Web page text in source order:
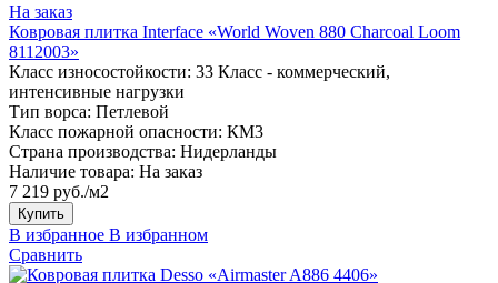
На заказ
Ковровая плитка Interface «World Woven 880 Charcoal Loom
8112003»
Класс износостойкости: 33 Класс - коммерческий,
интенсивные нагрузки
Тип ворса: Петлевой
Класс пожарной опасности: КМ3
Страна производства: Нидерланды
Наличие товара: На заказ
7 219 руб./м2
Купить
В избранное В избранном
Сравнить